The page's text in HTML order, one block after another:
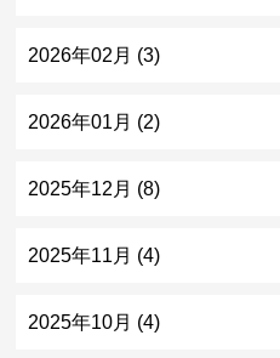
2026年02月 (3)
2026年01月 (2)
2025年12月 (8)
2025年11月 (4)
2025年10月 (4)